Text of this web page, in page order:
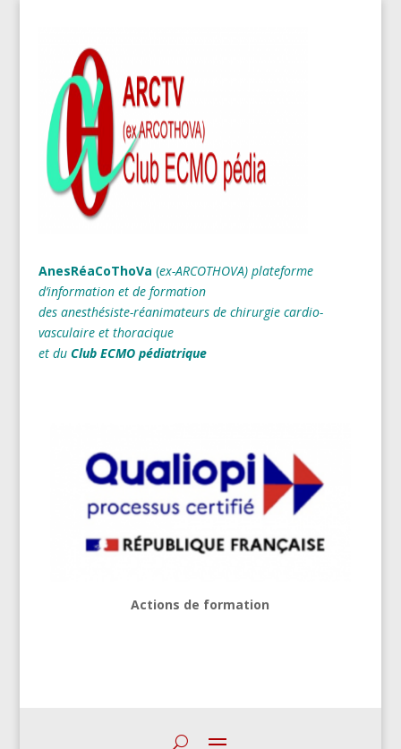
AnesRéaCoThoVa (ex-ARCOTHOVA) plateforme
d’information et de formation
des anesthésiste-réanimateurs de chirurgie cardio-
vasculaire et thoracique
et du Club ECMO pédiatrique
Actions de formation